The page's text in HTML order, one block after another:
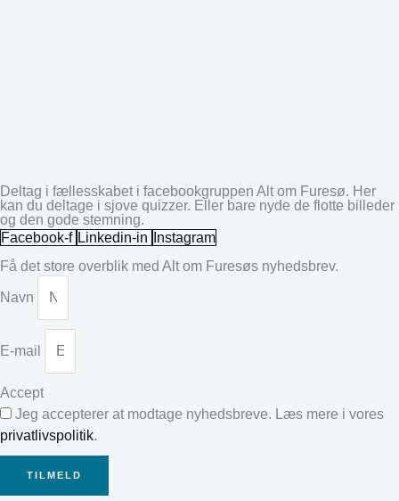
Deltag i fællesskabet i facebookgruppen Alt om Furesø. Her
kan du deltage i sjove quizzer. Eller bare nyde de flotte billeder
og den gode stemning.
Facebook-f Linkedin-in
Instagram
Få det store overblik med Alt om Furesøs nyhedsbrev.
Navn
E-mail
Accept
Jeg accepterer at modtage nyhedsbreve. Læs mere i vores
privatlivspolitik.
TILMELD